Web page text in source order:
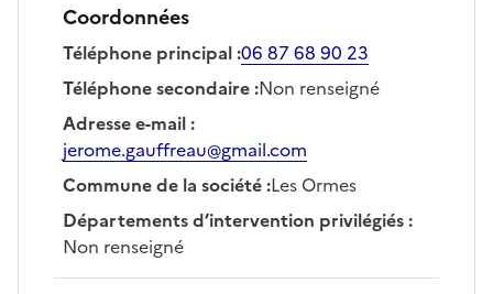
Coordonnées
Téléphone principal:06 87 68 90 23
Téléphone secondaire:Non renseigné
Adresse e-mail:
jerome.gauffreau@gmail.com
Commune de la société:Les Ormes
Départements d’intervention privilégiés:
Non renseigné